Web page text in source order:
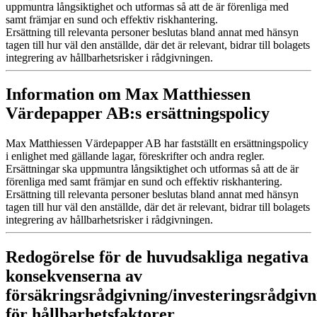
uppmuntra långsiktighet och utformas så att de är förenliga med
samt främjar en sund och effektiv riskhantering.
Ersättning till relevanta personer beslutas bland annat med hänsyn
tagen till hur väl den anställde, där det är relevant, bidrar till bolagets
integrering av hållbarhetsrisker i rådgivningen.
Information om Max Matthiessen
Värdepapper AB:s ersättningspolicy
Max Matthiessen Värdepapper AB har fastställt en ersättningspolicy
i enlighet med gällande lagar, föreskrifter och andra regler.
Ersättningar ska uppmuntra långsiktighet och utformas så att de är
förenliga med samt främjar en sund och effektiv riskhantering.
Ersättning till relevanta personer beslutas bland annat med hänsyn
tagen till hur väl den anställde, där det är relevant, bidrar till bolagets
integrering av hållbarhetsrisker i rådgivningen.
Redogörelse för de huvudsakliga negativa
konsekvenserna av
försäkringsrådgivning/